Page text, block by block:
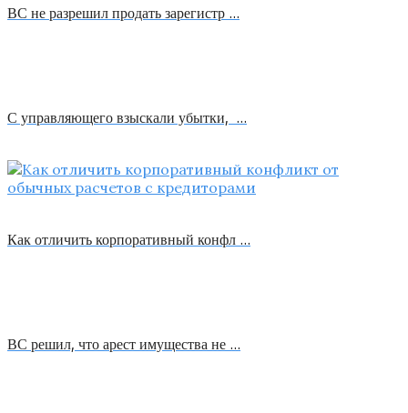
ВС не разрешил продать зарегистр …
С управляющего взыскали убытки, …
Как отличить корпоративный конфл …
ВС решил, что арест имущества не …